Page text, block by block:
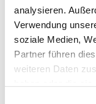
analysieren.
Verwendung
soziale Medien,
Partner führen
weiteren Daten
Hilfsgütern,
die Entsendung